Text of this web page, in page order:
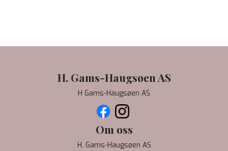
H. Gams-Haugsøen AS
H Gams-Haugsøen AS
Om oss
H. Gams-Haugsøen AS